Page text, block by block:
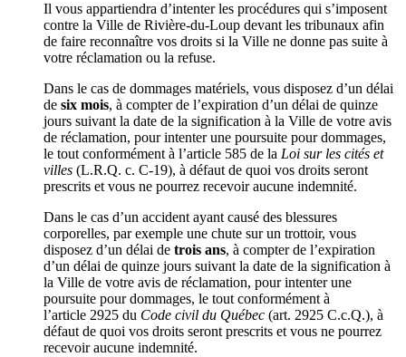
Il vous appartiendra d’intenter les procédures qui s’imposent
contre la Ville de Rivière-du-Loup devant les tribunaux afin
de faire reconnaître vos droits si la Ville ne donne pas suite à
votre réclamation ou la refuse.
Dans le cas de dommages matériels, vous disposez d’un délai
de six mois, à compter de l’expiration d’un délai de quinze
jours suivant la date de la signification à la Ville de votre avis
de réclamation, pour intenter une poursuite pour dommages,
le tout conformément à l’article 585 de la Loi sur les cités et
villes (L.R.Q. c. C-19), à défaut de quoi vos droits seront
prescrits et vous ne pourrez recevoir aucune indemnité.
Dans le cas d’un accident ayant causé des blessures
corporelles, par exemple une chute sur un trottoir, vous
disposez d’un délai de trois ans, à compter de l’expiration
d’un délai de quinze jours suivant la date de la signification à
la Ville de votre avis de réclamation, pour intenter une
poursuite pour dommages, le tout conformément à
l’article 2925 du Code civil du Québec (art. 2925 C.c.Q.), à
défaut de quoi vos droits seront prescrits et vous ne pourrez
recevoir aucune indemnité.